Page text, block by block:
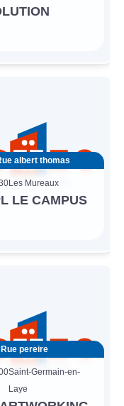
albert thomas
Les Mureaux
LE CAMPUS
pereire
Saint-Germain-en-
Laye